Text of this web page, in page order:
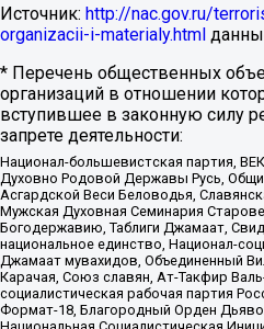
Источник: http://nac.gov.ru/
organizacii-i-materialy.html
* Перечень общественных
организаций в отношении
вступившее в законную силу
запрете деятельности:
Национал-большевистская партия,
Духовно Родовой Державы Русь,
Асгардской Веси Беловодья,
Мужская Духовная Семинария
Богодержавию, Таблиги Джамаат,
национальное единство, Национал-
Джамаат мувахидов, Объединенный
Карачая, Союз славян, Ат-Такфир
социалистическая рабочая партия
Формат-18, Благородный Орден